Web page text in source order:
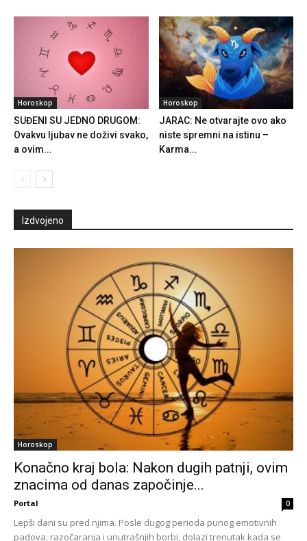
Horoskop
SUĐENI SU JEDNO DRUGOM:
Ovakvu ljubav ne doživi svako,
a ovim...
Horoskop
JARAC: Ne otvarajte ovo ako
niste spremni na istinu –
Karma...
Izdvojeno
Horoskop
Konačno kraj bola: Nakon dugih patnji, ovim
znacima od danas započinje...
Portal 0
Lepši dani su pred njima. Posle dugog perioda punog emotivnih
padova, razočaranja i unutrašnjih borbi, dolazi trenutak kada se